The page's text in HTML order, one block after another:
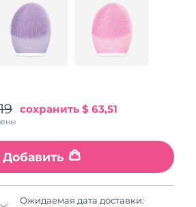
сохранить$ 63,51
Добавить
Ожидаемая дата доставки: